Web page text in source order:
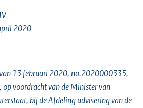
2020
13 februari 2020, no.2020000335,
voordracht van de Minister van
bij de Afdeling advisering van de